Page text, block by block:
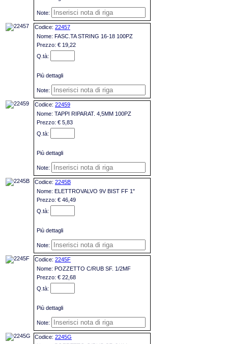
22457
FASC.TA STRING 16-18 100PZ
€ 19,22
Più dettagli
22459
TAPPI RIPARAT. 4,5MM 100PZ
€ 5,83
Più dettagli
2245B
ELETTROVALVO 9V BIST FF 1"
€ 46,49
Più dettagli
2245F
POZZETTO C/RUB SF. 1/2MF
€ 22,68
Più dettagli
2245G